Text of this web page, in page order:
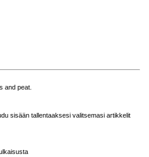
and peat.
sisään tallentaaksesi valitsemasi artikkelit